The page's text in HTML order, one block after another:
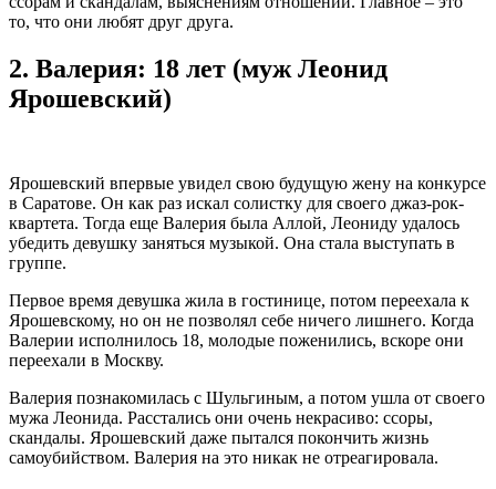
то, что они любят друг друга.
2. Валерия: 18 лет (муж Леонид
Ярошевский)
Ярошевский впервые увидел свою будущую жену на конкурсе
в Саратове. Он как раз искал солистку для своего джаз-рок-
квартета. Тогда еще Валерия была Аллой, Леониду удалось
убедить девушку заняться музыкой. Она стала выступать в
группе.
Первое время девушка жила в гостинице, потом переехала к
Ярошевскому, но он не позволял себе ничего лишнего. Когда
Валерии исполнилось 18, молодые поженились, вскоре они
переехали в Москву.
Валерия познакомилась с Шульгиным, а потом ушла от своего
мужа Леонида. Расстались они очень некрасиво: ссоры,
скандалы. Ярошевский даже пытался покончить жизнь
самоубийством. Валерия на это никак не отреагировала.